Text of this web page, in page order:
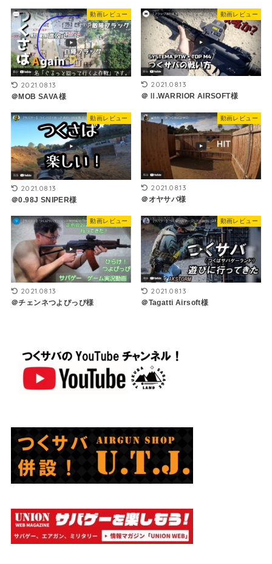
動画レビュー
2021.08.13
＠MOB SAVA様
動画レビュー
2021.08.13
＠Ⅱ.WARRIOR AIRSOFT様
動画レビュー
2021.08.13
＠0.98J SNIPER様
動画レビュー
2021.08.13
＠オヤサバ様
動画レビュー
2021.08.13
＠チェンネつよぴっぴ様
動画レビュー
2021.08.13
＠Tagatti Airsoft様